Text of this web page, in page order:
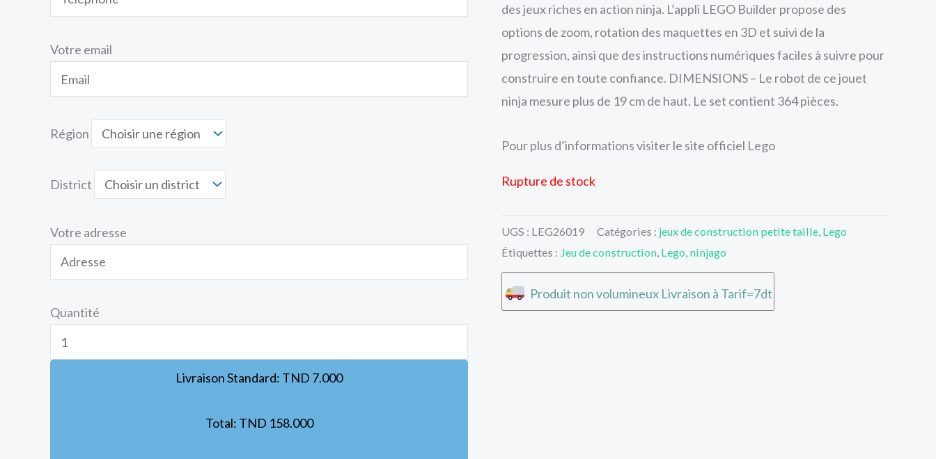
Votre email
Région
District
Votre adresse
Quantité
Livraison Standard: TND 7.000
Total: TND 158.000
des jeux riches en action ninja. L’appli LEGO Builder propose des
options de zoom, rotation des maquettes en 3D et suivi de la
progression, ainsi que des instructions numériques faciles à suivre pour
construire en toute confiance. DIMENSIONS – Le robot de ce jouet
ninja mesure plus de 19 cm de haut. Le set contient 364 pièces.
Pour plus d’informations visiter le site officiel Lego
Rupture de stock
UGS : LEG26019 Catégories : jeux de construction petite taille, Lego
Étiquettes : Jeu de construction, Lego, ninjago
Produit non volumineux Livraison à Tarif=7dt